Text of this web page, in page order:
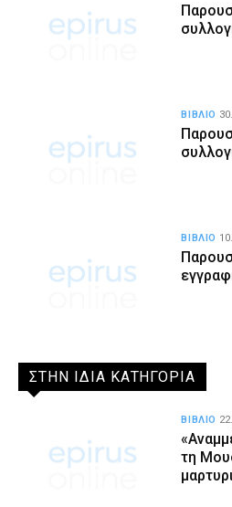
ΒΙΒΛΙΟ
ΒΙΒΛΙΟ
ΣΤΗΝ ΙΔΙΑ ΚΑΤΗΓΟΡΙΑ
τη
ΒΙΒΛΙΟ